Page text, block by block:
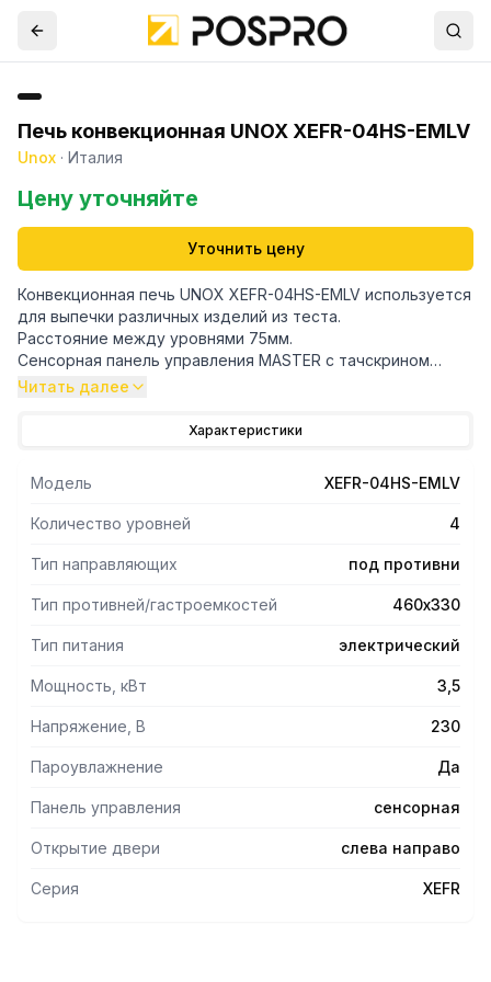
Печь конвекционная UNOX XEFR-04HS-EMLV
Unox · Италия
Цену уточняйте
Уточнить цену
Конвекционная печь UNOX XEFR-04HS-EMLV используется
для выпечки различных изделий из теста.
Расстояние между уровнями 75мм.
Сенсорная панель управления MASTER с тачскрином
диагональю 7". 896 программ, 9 шагов выпекания.
Температурный режим: от 50 до 260 °C.
Встроенный WiFi-модуль для подключения к интернету.
Дверь с автоматическим замком, открывается слева
направо.
Читать далее
Характеристики
Модель XEFR-04HS-EMLV
Количество уровней 4
Тип направляющих под противни
Тип противней/гастроемкостей 460х330
Тип питания электрический
Мощность, кВт 3,5
Напряжение, В 230
Пароувлажнение Да
Панель управления сенсорная
Открытие двери слева направо
Серия XEFR